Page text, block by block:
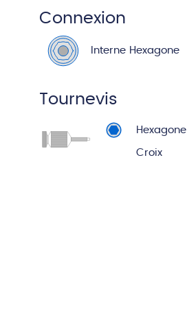
Connexion
Interne Hexagone
Tournevis
Hexagone
Croix